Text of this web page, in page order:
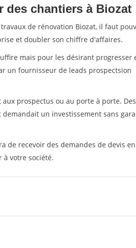
des chantiers à Biozat
de rénovation Biozat, il faut
et doubler son chiffre d'affaires.
mais pour les désirant progresser
un fournisseur de leads prospectsion
prospectus ou au porte à porte. Des
un investissement sans
de recevoir des demandes de devis en
votre société.